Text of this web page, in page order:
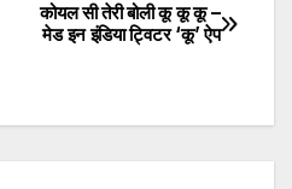
कोयल सी तेरी बोली कू कू कू –
मेड इन इंडिया ट्विटर ‘कू’ ऐप